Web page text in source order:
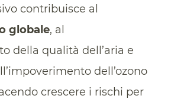
contribuisce al
globale, al
della qualità dell’aria e
dell’ozono
crescere i rischi per